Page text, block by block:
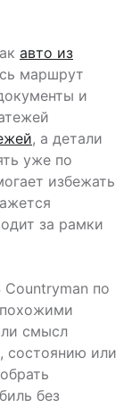
авто из
маршрут
и
, а детали
уже по
избежать
за рамки
по
смысл
состоянию или
без